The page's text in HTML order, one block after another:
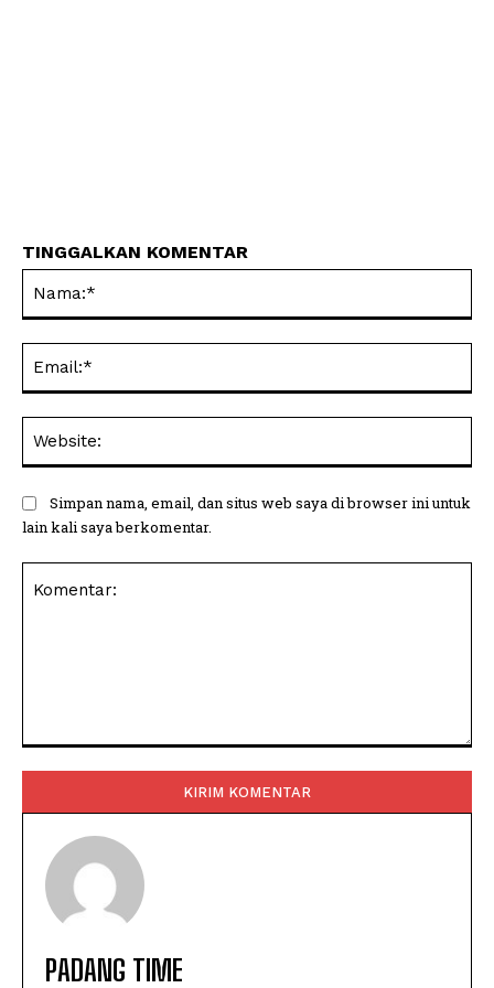
TINGGALKAN KOMENTAR
Simpan nama, email, dan situs web saya di browser ini untuk
lain kali saya berkomentar.
PADANG TIME